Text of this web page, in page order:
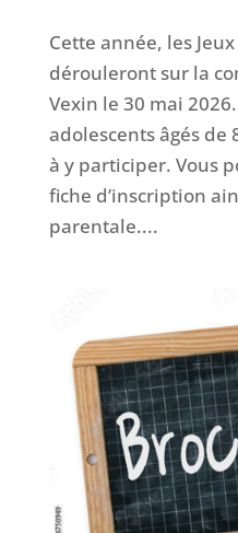
Cette année, les
dérouleront sur la
Vexin le 30 mai
adolescents âgés de
à y participer. Vous
fiche d’inscription
parentale....